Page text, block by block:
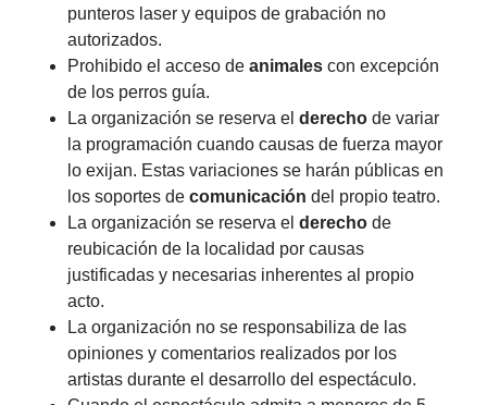
punteros laser y equipos de grabación no
autorizados.
Prohibido el acceso de animales con excepción
de los perros guía.
La organización se reserva el derecho de variar
la programación cuando causas de fuerza mayor
lo exijan. Estas variaciones se harán públicas en
los soportes de comunicación del propio teatro.
La organización se reserva el derecho de
reubicación de la localidad por causas
justificadas y necesarias inherentes al propio
acto.
La organización no se responsabiliza de las
opiniones y comentarios realizados por los
artistas durante el desarrollo del espectáculo.